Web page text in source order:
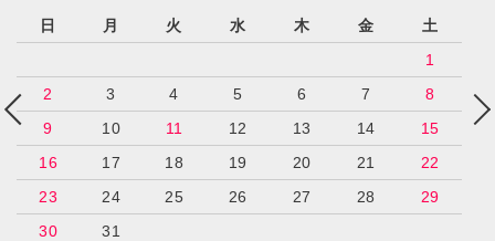
日
月 火 水 木 金
土
1
2
3 4 5 6 7
8
9
10 11 12 13 14
15
16
17 18 19 20 21
22
23
24 25 26 27 28
29
30
31